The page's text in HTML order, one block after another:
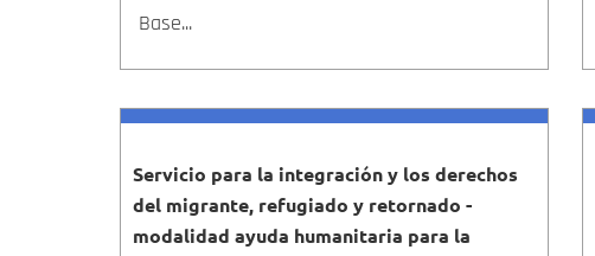
Base...
Servicio para la integración y los derechos
del migrante, refugiado y retornado -
modalidad ayuda humanitaria para la